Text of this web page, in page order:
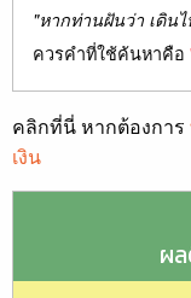
"หากท่านฝันว่า เดิน
ควรคำที่ใช้ค้นหาคือ
คลิกที่นี่ หากต้องการ
เงิน
ผ